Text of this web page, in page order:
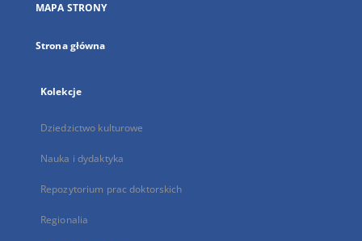
karcie
MAPA STRONY
Strona główna
Kolekcje
Dziedzictwo kulturowe
Nauka i dydaktyka
Repozytorium prac doktorskich
Regionalia